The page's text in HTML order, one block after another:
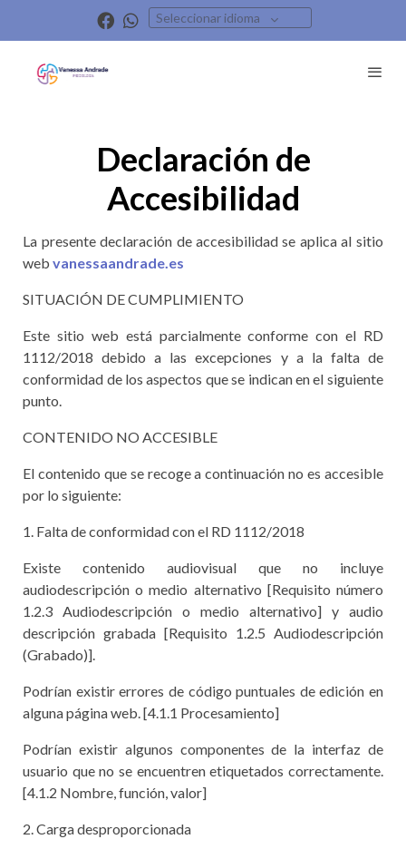
Seleccionar idioma
Declaración de
Accesibilidad
La presente declaración de accesibilidad se aplica al sitio
webvanessaandrade.es
SITUACIÓN DE CUMPLIMIENTO
Este sitio web está parcialmente conforme con el RD
1112/2018 debido a las excepciones y a la falta de
conformidad de los aspectos que se indican en el siguiente
punto.
CONTENIDO NO ACCESIBLE
El contenido que se recoge a continuación no es accesible
por lo siguiente:
1. Falta de conformidad con el RD 1112/2018
Existe contenido audiovisual que no incluye
audiodescripción o medio alternativo [Requisito número
1.2.3 Audiodescripción o medio alternativo] y audio
descripción grabada [Requisito 1.2.5 Audiodescripción
(Grabado)].
Podrían existir errores de código puntuales de edición en
alguna página web. [4.1.1 Procesamiento]
Podrían existir algunos componentes de la interfaz de
usuario que no se encuentren etiquetados correctamente.
[4.1.2 Nombre, función, valor]
2. Carga desproporcionada